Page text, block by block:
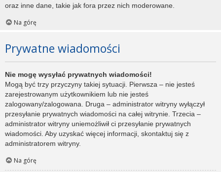
oraz inne dane, takie jak fora przez nich moderowane.
Na górę
Prywatne wiadomości
Nie mogę wysyłać prywatnych wiadomości!
Mogą być trzy przyczyny takiej sytuacji. Pierwsza – nie jesteś
zarejestrowanym użytkownikiem lub nie jesteś
zalogowany/zalogowana. Druga – administrator witryny wyłączył
przesyłanie prywatnych wiadomości na całej witrynie. Trzecia –
administrator witryny uniemożliwił ci przesyłanie prywatnych
wiadomości. Aby uzyskać więcej informacji, skontaktuj się z
administratorem witryny.
Na górę